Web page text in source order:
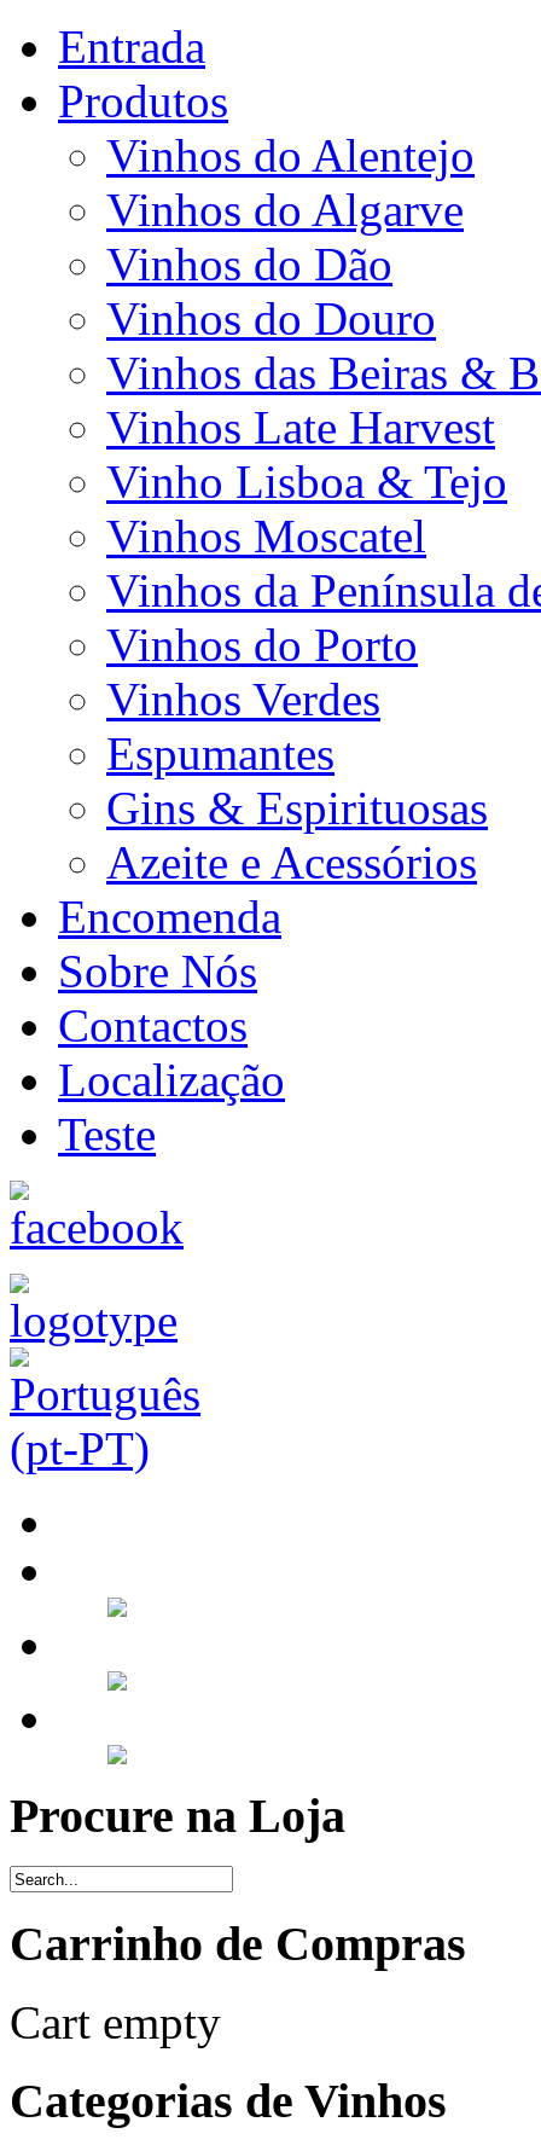
Entrada
Produtos
Vinhos do Alentejo
Vinhos do Algarve
Vinhos do Dão
Vinhos do Douro
Vinhos das Beiras &
Vinhos Late Harvest
Vinho Lisboa & Tejo
Vinhos Moscatel
Vinhos da Península
Vinhos do Porto
Vinhos Verdes
Espumantes
Gins & Espirituosas
Azeite e Acessórios
Encomenda
Sobre Nós
Contactos
Localização
Teste
Procure na Loja
Carrinho de Compras
Cart empty
Categorias de Vinhos